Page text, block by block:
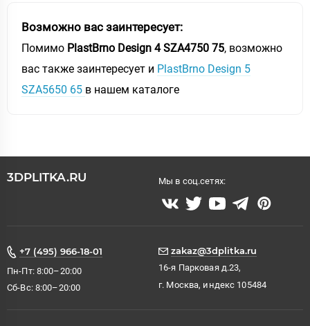
Возможно вас заинтересует:
Помимо PlastBrno Design 4 SZA4750 75, возможно
вас также заинтересует и PlastBrno Design 5
SZA5650 65 в нашем каталоге
3DPLITKA.RU Мы в соц.сетях:
+7 (495) 966-18-01
Пн-Пт: 8:00–20:00
Сб-Вс: 8:00–20:00
zakaz@3dplitka.ru
16-я Парковая д.23,
г. Москва, индекс 105484